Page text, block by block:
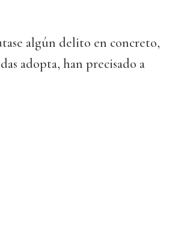
algún delito en concreto,
adopta, han precisado a